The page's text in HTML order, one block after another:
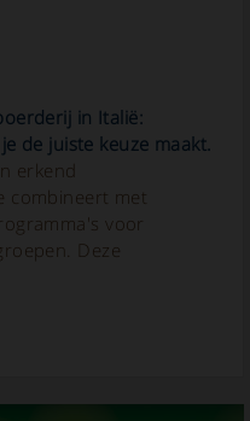
in Italië:
de juiste keuze maakt.
erkend
combineert met
voor
Deze